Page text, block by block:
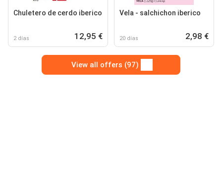
Chuletero de cerdo iberico
2 días 12,95 €
Vela - salchichon iberico
20 días 2,98 €
View all offers (97)